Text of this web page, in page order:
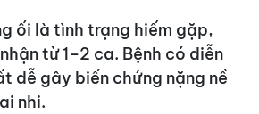
ối là tình trạng hiếm gặp,
từ 1–2 ca. Bệnh có diễn
dễ gây biến chứng nặng nề
nhi.